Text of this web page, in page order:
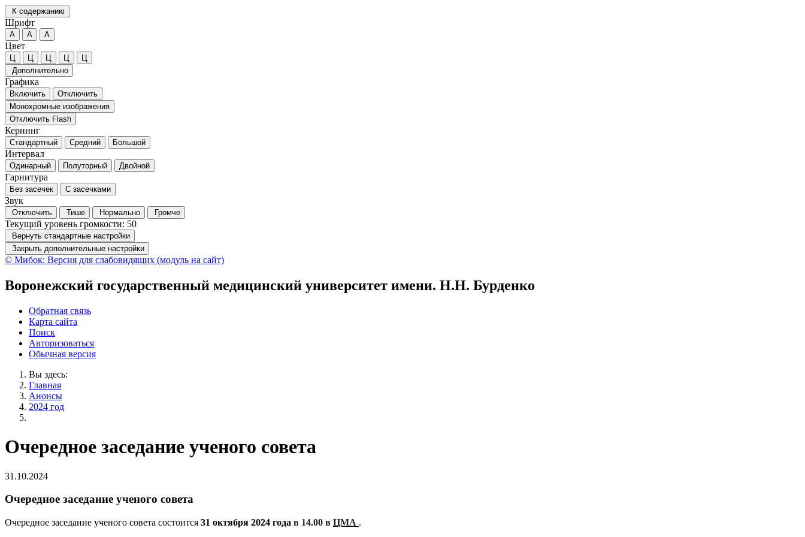
К содержанию
Шрифт
А А А
Цвет
Ц Ц Ц Ц
Ц
Дополнительно
Графика
Включить
Отключить
Монохромные изображения
Отключить Flash
Кернинг
Стандартный Средний Большой
Интервал
Одинарный Полуторный Двойной
Гарнитура
Без засечек С засечками
Звук
Отключить Тише Нормально Громче
Текущий уровень громкости: 50
Вернуть стандартные настройки
Закрыть дополнительные настройки
© Мибок: Версия для слабовидящих (модуль на сайт)
Воронежский государственный медицинский университет имени. Н.Н. Бурденко
Обратная связь
Карта сайта
Поиск
Авторизоваться
Обычная версия
Вы здесь:
Главная
Анонсы
2024 год
Очередное заседание ученого совета
31.10.2024
Очередное заседание ученого совета
Очередное заседание ученого совета состоится 31 октября 2024 года в 14.00 в ЦМА .